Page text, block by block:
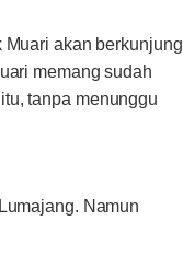
akan berkunjung
memang sudah
tanpa menunggu
Namun